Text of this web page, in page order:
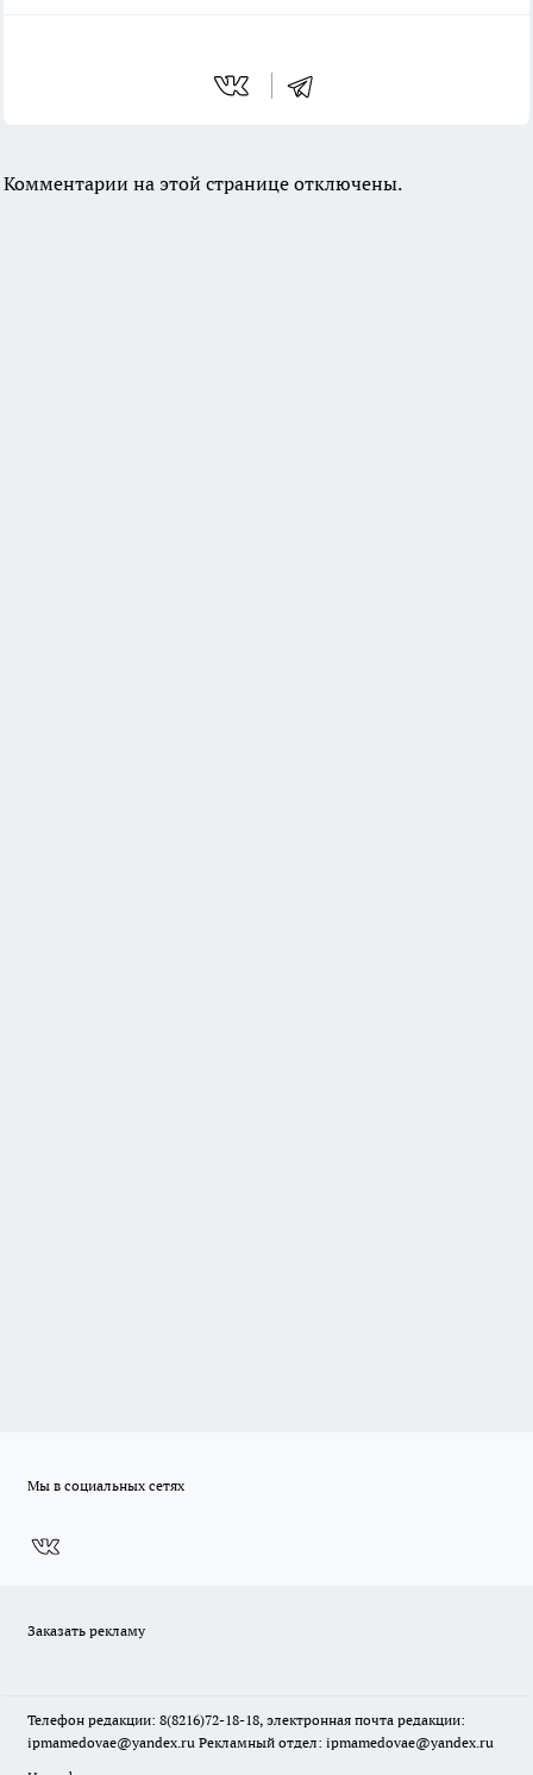
Комментарии на этой странице отключены.
Мы в социальных сетях
Заказать рекламу
Телефон редакции: 8(8216)72-18-18, электронная почта редакции:
ipmamedovae@yandex.ru Рекламный отдел: ipmamedovae@yandex.ru